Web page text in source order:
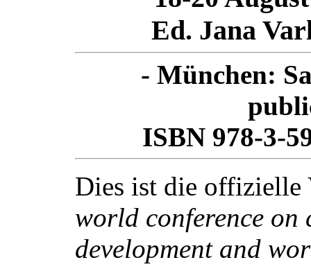
Ed. Jana
- München:
ISBN 978-3-
Dies ist die
world conference
development and